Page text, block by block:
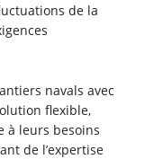
de la
navals avec
flexible,
à leurs besoins
de l’expertise